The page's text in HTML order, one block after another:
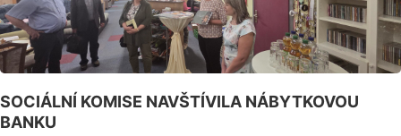
SOCIÁLNÍ KOMISE NAVŠTÍVILA NÁBYTKOVOU
BANKU